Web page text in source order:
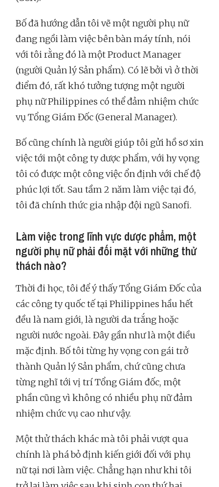
Bố đã hướng dẫn tôi vẽ một người phụ nữ
đang ngồi làm việc bên bàn máy tính, nói
với tôi rằng đó là một Product Manager
(người Quản lý Sản phẩm). Có lẽ bởi vì ở thời
điểm đó, rất khó tưởng tượng một người
phụ nữ Philippines có thể đảm nhiệm chức
vụ Tổng Giám Đốc (General Manager).
Bố cũng chính là người giúp tôi gửi hồ sơ xin
việc tới một công ty dược phẩm, với hy vọng
tôi có được một công việc ổn định với chế độ
phúc lợi tốt. Sau tầm 2 năm làm việc tại đó,
tôi đã chính thức gia nhập đội ngũ Sanofi.
Làm việc trong lĩnh vực dược phẩm, một
người phụ nữ phải đối mặt với những thử
thách nào?
Thời đi học, tôi để ý thấy Tổng Giám Đốc của
các công ty quốc tế tại Philippines hầu hết
đều là nam giới, là người da trắng hoặc
người nước ngoài. Đây gần như là một điều
mặc định. Bố tôi từng hy vọng con gái trở
thành Quản lý Sản phẩm, chứ cũng chưa
từng nghĩ tới vị trí Tổng Giám đốc, một
phần cũng vì không có nhiều phụ nữ đảm
nhiệm chức vụ cao như vậy.
Một thử thách khác mà tôi phải vượt qua
chính là phá bỏ định kiến giới đối với phụ
nữ tại nơi làm việc. Chẳng hạn như khi tôi